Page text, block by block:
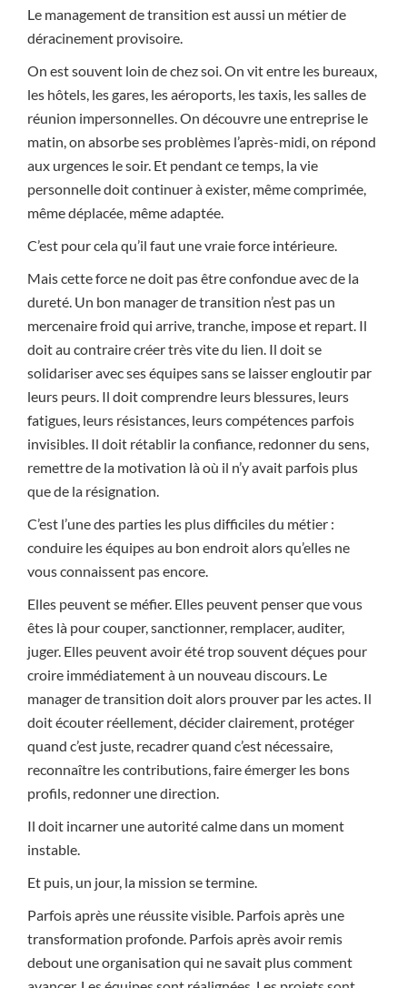
Le management de transition est aussi un métier de
déracinement provisoire.
On est souvent loin de chez soi. On vit entre les bureaux,
les hôtels, les gares, les aéroports, les taxis, les salles de
réunion impersonnelles. On découvre une entreprise le
matin, on absorbe ses problèmes l’après-midi, on répond
aux urgences le soir. Et pendant ce temps, la vie
personnelle doit continuer à exister, même comprimée,
même déplacée, même adaptée.
C’est pour cela qu’il faut une vraie force intérieure.
Mais cette force ne doit pas être confondue avec de la
dureté. Un bon manager de transition n’est pas un
mercenaire froid qui arrive, tranche, impose et repart. Il
doit au contraire créer très vite du lien. Il doit se
solidariser avec ses équipes sans se laisser engloutir par
leurs peurs. Il doit comprendre leurs blessures, leurs
fatigues, leurs résistances, leurs compétences parfois
invisibles. Il doit rétablir la confiance, redonner du sens,
remettre de la motivation là où il n’y avait parfois plus
que de la résignation.
C’est l’une des parties les plus difficiles du métier :
conduire les équipes au bon endroit alors qu’elles ne
vous connaissent pas encore.
Elles peuvent se méfier. Elles peuvent penser que vous
êtes là pour couper, sanctionner, remplacer, auditer,
juger. Elles peuvent avoir été trop souvent déçues pour
croire immédiatement à un nouveau discours. Le
manager de transition doit alors prouver par les actes. Il
doit écouter réellement, décider clairement, protéger
quand c’est juste, recadrer quand c’est nécessaire,
reconnaître les contributions, faire émerger les bons
profils, redonner une direction.
Il doit incarner une autorité calme dans un moment
instable.
Et puis, un jour, la mission se termine.
Parfois après une réussite visible. Parfois après une
transformation profonde. Parfois après avoir remis
debout une organisation qui ne savait plus comment